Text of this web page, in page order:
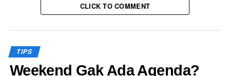
Ngelindungin kepala
kendali tubuh. Kalo kepala kebentur waktu gak pakai
helm, bisa bayangin kan risikonya kaya apa?
CLICK TO COMMENT
TIPS
Weekend Gak Ada Agenda?